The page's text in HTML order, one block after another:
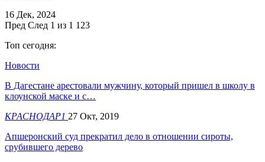
16 Дек, 2024
Пред След 1 из 1 123
Топ сегодня:
Новости
В Дагестане арестовали мужчину, который пришел в школу в
клоунской маске и с…
КРАСНОДАР1 27 Окт, 2019
Апшеронский суд прекратил дело в отношении сироты,
срубившего дерево